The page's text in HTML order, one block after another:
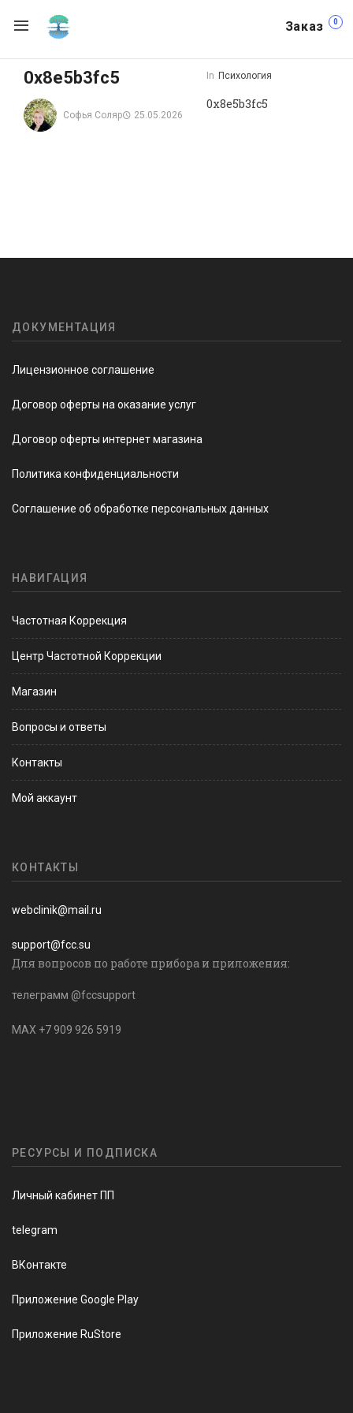
Заказ 0
0x8e5b3fc5
Софья Соляр 25.05.2026
In Психология
0x8e5b3fc5
ДОКУМЕНТАЦИЯ
Лицензионное соглашение
Договор оферты на оказание услуг
Договор оферты интернет магазина
Политика конфиденциальности
Соглашение об обработке персональных данных
НАВИГАЦИЯ
Частотная Коррекция
Центр Частотной Коррекции
Магазин
Вопросы и ответы
Контакты
Мой аккаунт
КОНТАКТЫ
webclinik@mail.ru
support@fcc.su
Для вопросов по работе прибора и приложения:
телеграмм @fccsupport
MAX +7 909 926 5919
РЕСУРСЫ И ПОДПИСКА
Личный кабинет ПП
telegram
ВКонтакте
Приложение Google Play
Приложение RuStore